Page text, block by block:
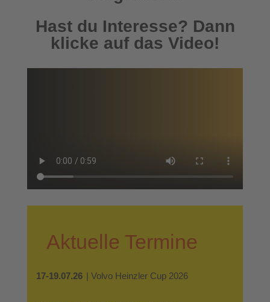
Hast du Interesse? Dann
klicke auf das Video!
Aktuelle Termine
17-19.07.26 | Volvo Heinzler Cup 2026